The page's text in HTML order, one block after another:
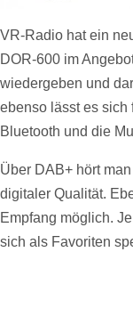
VR-Radio hat ein
DOR-600 im
wiedergeben und
ebenso lässt es sich
Bluetooth und die
Über DAB+ hört
digitaler Qualität.
Empfang möglich.
sich als Favoriten